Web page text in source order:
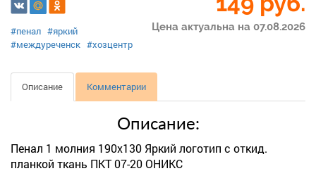
Цена актуальна на 07.08.2026
#пенал #яркий
#междуреченск #хозцентр
Описание Комментарии
Описание:
Пенал 1 молния 190х130 Яркий логотип с откид.
планкой ткань ПКТ 07-20 ОНИКС